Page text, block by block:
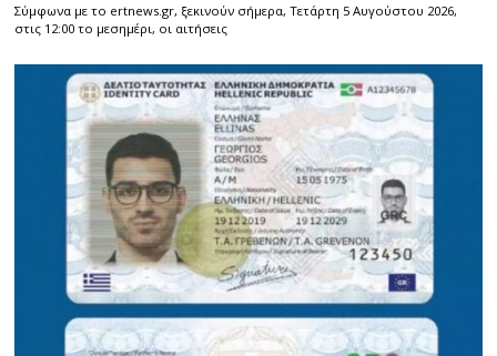
Σύμφωνα με το ertnews.gr, ξεκινούν σήμερα, Τετάρτη 5 Αυγούστου 2026,
στις 12:00 το μεσημέρι, οι αιτήσεις